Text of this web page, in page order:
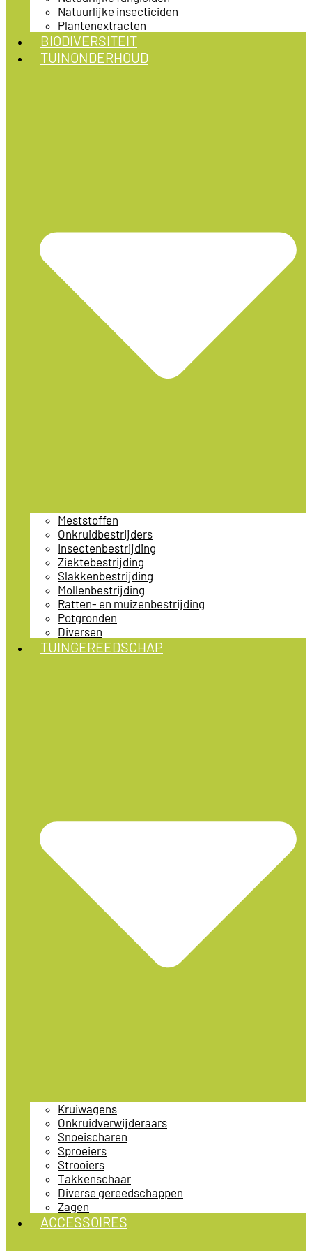
Natuurlijke insecticiden
Plantenextracten
BIODIVERSITEIT
TUINONDERHOUD
Meststoffen
Onkruidbestrijders
Insectenbestrijding
Ziektebestrijding
Slakkenbestrijding
Mollenbestrijding
Ratten- en muizenbestrijding
Potgronden
Diversen
TUINGEREEDSCHAP
Kruiwagens
Onkruidverwijderaars
Snoeischaren
Sproeiers
Strooiers
Takkenschaar
Diverse gereedschappen
Zagen
ACCESSOIRES